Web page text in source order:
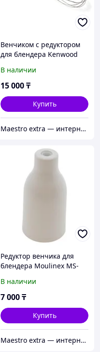
Венчиком с редуктором
для блендера Kenwood
В наличии
15 000₸
Купить
Maestro extra — интернет-магазин запчастей для крупной и мелкой бытовой техники в Алматы
Редуктор венчика для
блендера Moulinex MS-
В наличии
7 000₸
Купить
Maestro extra — интернет-магазин запчастей для крупной и мелкой бытовой техники в Алматы